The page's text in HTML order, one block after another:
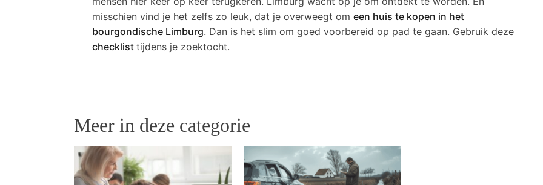
misschien vind je het zelfs zo leuk, dat je overweegt om een huis te kopen in het
bourgondische Limburg. Dan is het slim om goed voorbereid op pad te gaan. Gebruik deze
checklist tijdens je zoektocht.
Meer in deze categorie